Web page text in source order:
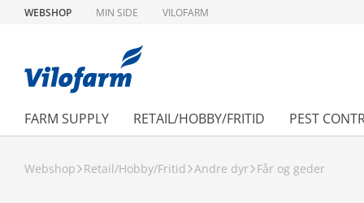
WEBSHOP MIN SIDE VILOFARM
FARM SUPPLY RETAIL/HOBBY/FRITID PEST
Webshop Retail/Hobby/Fritid Andre dyr Får og geder